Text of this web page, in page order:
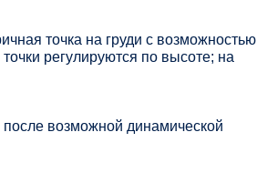
точка на груди с возможностью
регулируются по высоте; на
возможной динамической